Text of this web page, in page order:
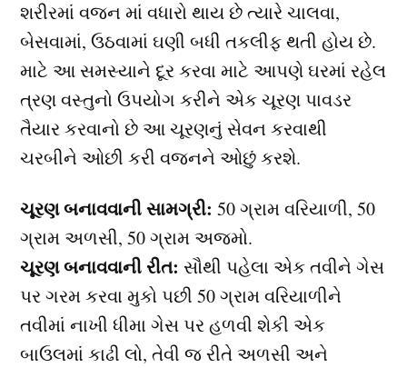
શરીરમાં વજન માં વધારો થાય છે ત્યારે ચાલવા,
બેસવામાં, ઉઠવામાં ઘણી બધી તકલીફ થતી હોય છે.
માટે આ સમસ્યાને દૂર કરવા માટે આપણે ઘરમાં રહેલ
ત્રણ વસ્તુનો ઉપયોગ કરીને એક ચૂરણ પાવડર
તૈયાર કરવાનો છે આ ચૂરણનું સેવન કરવાથી
ચરબીને ઓછી કરી વજનને ઓછું કરશે.
ચૂરણ બનાવવાની સામગ્રી: 50 ગ્રામ વરિયાળી, 50
ગ્રામ અળસી, 50 ગ્રામ અજમો.
ચૂરણ બનાવવાની રીત: સૌથી પહેલા એક તવીને ગેસ
પર ગરમ કરવા મુકો પછી 50 ગ્રામ વરિયાળીને
તવીમાં નાખી ધીમા ગેસ પર હળવી શેકી એક
બાઉલમાં કાઢી લો, તેવી જ રીતે અળસી અને